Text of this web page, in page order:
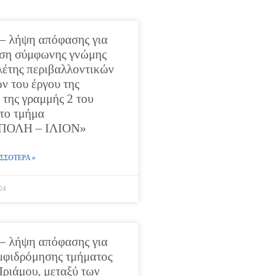
λήψη απόφασης για
σύμφωνης γνώμης
περιβαλλοντικών
του έργου της
γραμμής 2 του
τμήμα
– ΙΛΙΟΝ»
»
λήψη απόφασης για
τμήματος
μεταξύ των